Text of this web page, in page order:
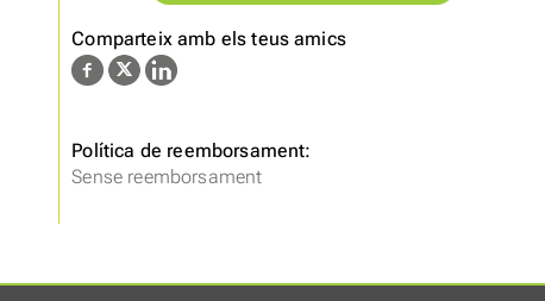
Comparteix amb els teus amics
Política de reemborsament:
Sense reemborsament